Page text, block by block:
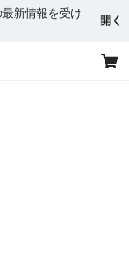
新情報を受け
開く